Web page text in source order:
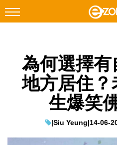
Facebook Instagram
科技焦點
教學評測
為何選擇
地方居住
生爆笑
|Siu Yeung|14-06-